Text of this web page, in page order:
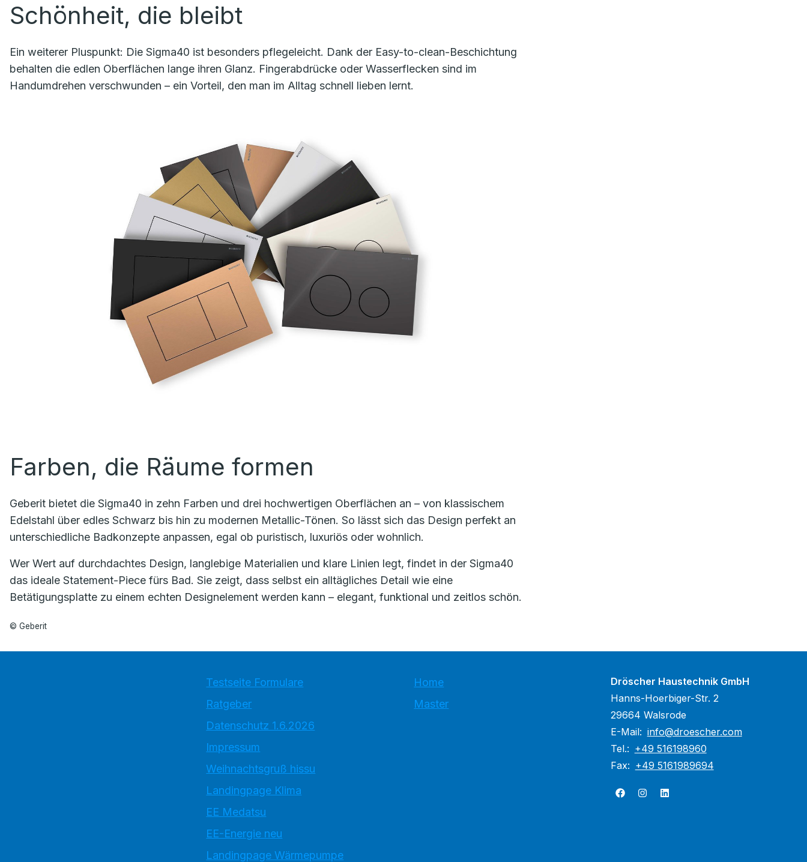
Schönheit, die bleibt
Ein weiterer Pluspunkt: Die Sigma40 ist besonders pflegeleicht. Dank der Easy-to-clean-Beschichtung
behalten die edlen Oberflächen lange ihren Glanz. Fingerabdrücke oder Wasserflecken sind im
Handumdrehen verschwunden – ein Vorteil, den man im Alltag schnell lieben lernt.
Farben, die Räume formen
Geberit bietet die Sigma40 in zehn Farben und drei hochwertigen Oberflächen an – von klassischem
Edelstahl über edles Schwarz bis hin zu modernen Metallic-Tönen. So lässt sich das Design perfekt an
unterschiedliche Badkonzepte anpassen, egal ob puristisch, luxuriös oder wohnlich.
Wer Wert auf durchdachtes Design, langlebige Materialien und klare Linien legt, findet in der Sigma40
das ideale Statement-Piece fürs Bad. Sie zeigt, dass selbst ein alltägliches Detail wie eine
Betätigungsplatte zu einem echten Designelement werden kann – elegant, funktional und zeitlos schön.
© Geberit
Testseite Formulare
Ratgeber
Datenschutz 1.6.2026
Impressum
Weihnachtsgruß hissu
Landingpage Klima
EE Medatsu
EE-Energie neu
Landingpage Wärmepumpe
Home
Master
Dröscher Haustechnik GmbH
Hanns-Hoerbiger-Str. 2
29664 Walsrode
E-Mail: info@droescher.com
Tel.: +49 516198960
Fax: +49 5161989694